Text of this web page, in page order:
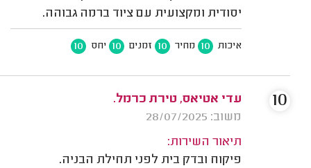
יסודית ומקצועית עם ציוד ברמה גבוהה.
איכות 10 מחיר 10 זמנים 10 יחס 10
עדי אטיאס, טירת כרמל.
משוב: 28/07/2025
תיאור השירות:
פיקוח ובדק בית לפני תחילת הבניה.
10